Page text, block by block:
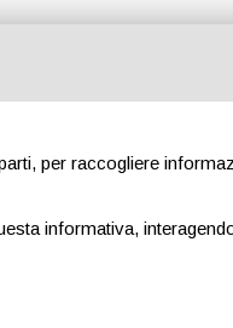
Home
per raccogliere
informativa,